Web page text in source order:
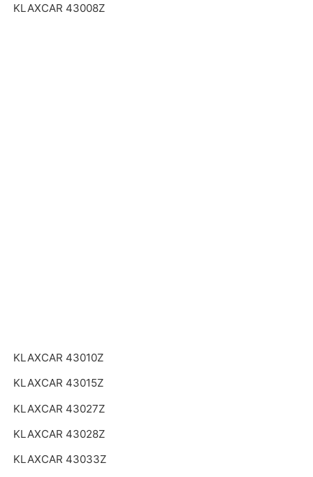
KLAXCAR 43008Z
KLAXCAR 43010Z
KLAXCAR 43015Z
KLAXCAR 43027Z
KLAXCAR 43028Z
KLAXCAR 43033Z